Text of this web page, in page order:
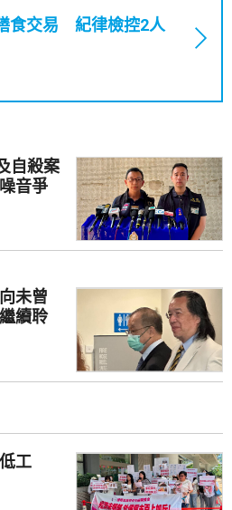
食交易 紀律檢控2人
自殺案
音爭
未曾
續聆
工